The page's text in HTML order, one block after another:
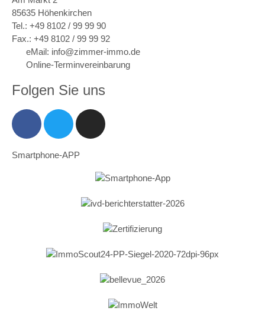
85635 Höhenkirchen
Tel.: +49 8102 / 99 99 90
Fax.: +49 8102 / 99 99 92
eMail: info@zimmer-immo.de
Online-Terminvereinbarung
Folgen Sie uns
Smartphone-APP